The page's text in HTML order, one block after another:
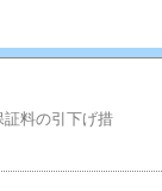
証料の引下げ措